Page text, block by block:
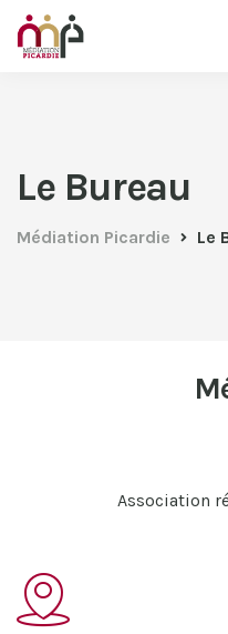
Le Bureau
Médiation Picardie Le
Association